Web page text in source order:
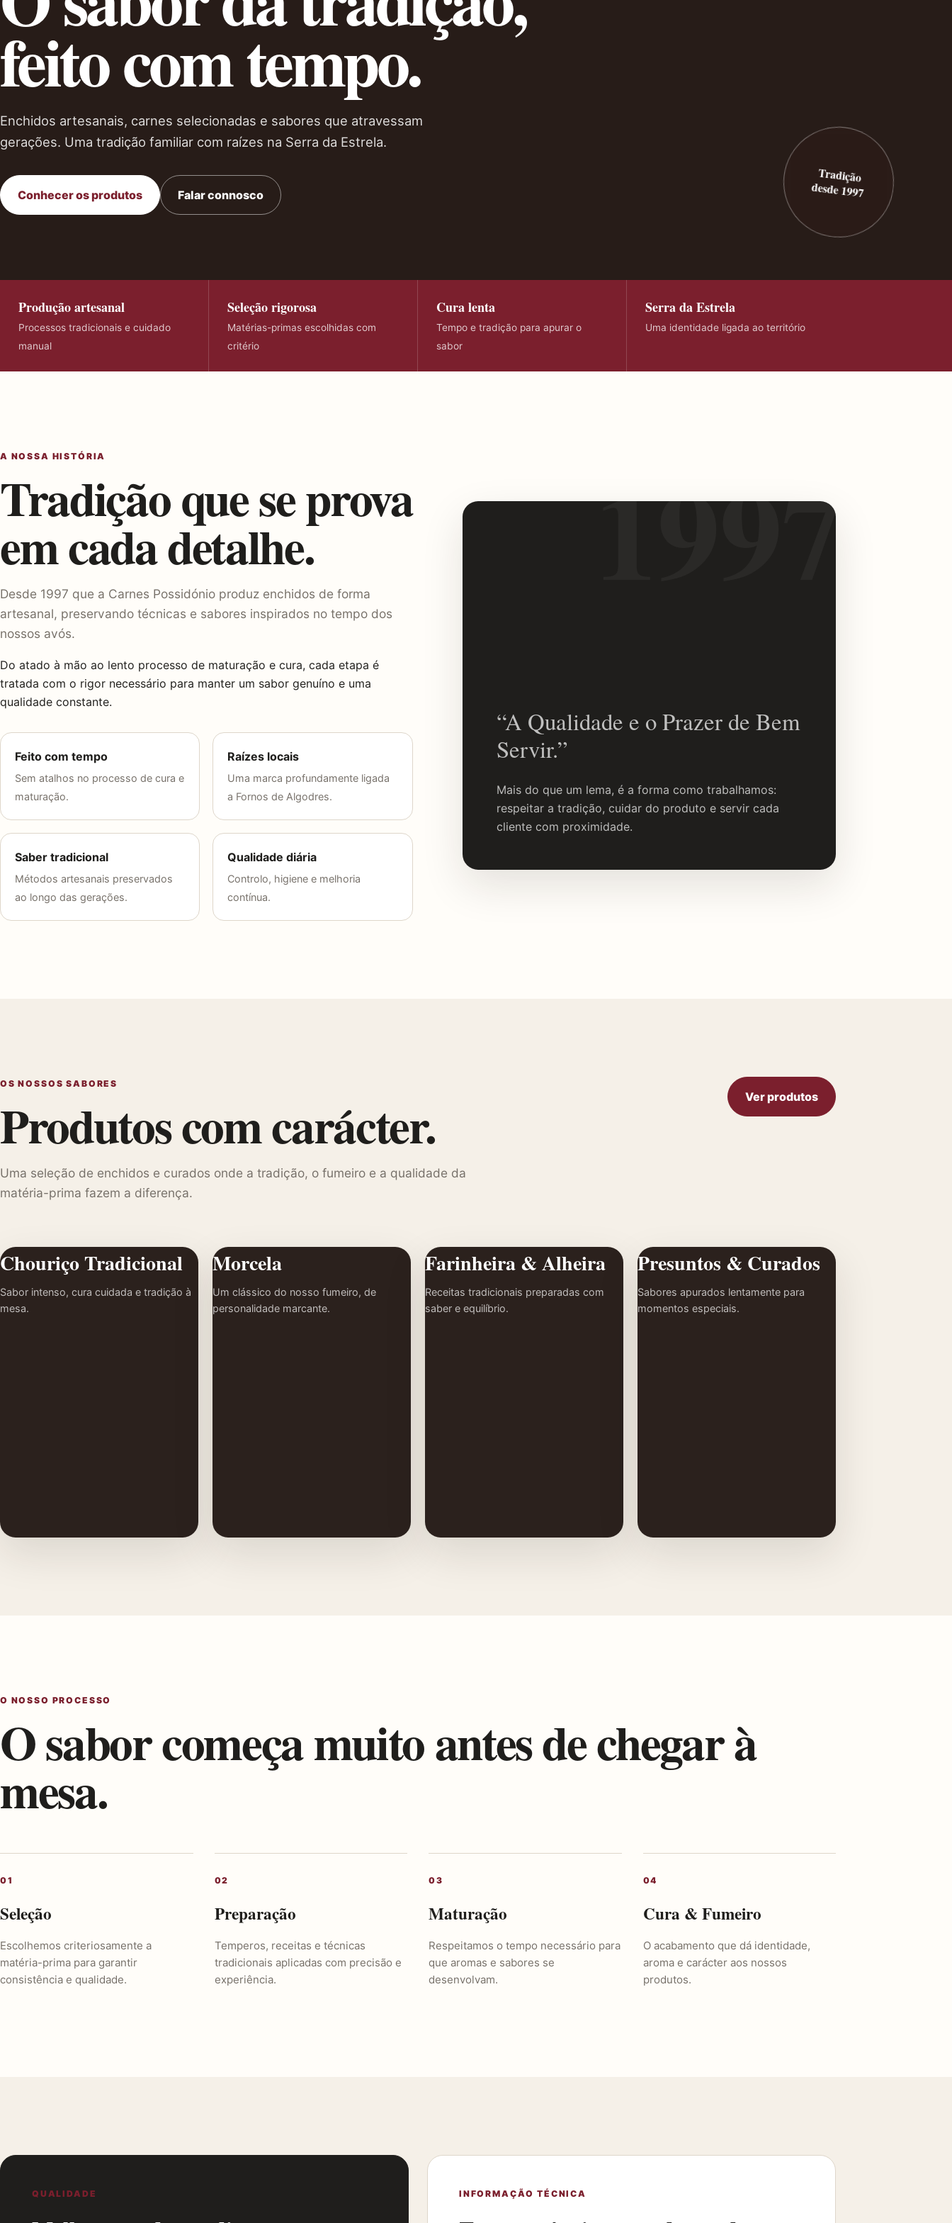
feito com tempo.
Enchidos artesanais, carnes selecionadas e sabores que atravessam
gerações. Uma tradição familiar com raízes na Serra da Estrela.
Conhecer os produtos Falar connosco
Tradição
desde 1997
Produção artesanal
Processos tradicionais e cuidado
manual
Seleção rigorosa
Matérias-primas escolhidas com
critério
Cura lenta
Tempo e tradição para apurar o
sabor
Serra da Estrela
Uma identidade ligada ao território
A NOSSA HISTÓRIA
Tradição que se prova
em cada detalhe.
Desde 1997 que a Carnes Possidónio produz enchidos de forma
artesanal, preservando técnicas e sabores inspirados no tempo dos
nossos avós.
Do atado à mão ao lento processo de maturação e cura, cada etapa é
tratada com o rigor necessário para manter um sabor genuíno e uma
qualidade constante.
Feito com tempo
Sem atalhos no processo de cura e
maturação.
Raízes locais
Uma marca profundamente ligada
a Fornos de Algodres.
Saber tradicional
Métodos artesanais preservados
ao longo das gerações.
Qualidade diária
Controlo, higiene e melhoria
contínua.
“A Qualidade e o Prazer de Bem
Servir.”
Mais do que um lema, é a forma como trabalhamos:
respeitar a tradição, cuidar do produto e servir cada
cliente com proximidade.
OS NOSSOS SABORES
Produtos com carácter.
Uma seleção de enchidos e curados onde a tradição, o fumeiro e a qualidade da
matéria-prima fazem a diferença.
Ver produtos
Chouriço Tradicional
Sabor intenso, cura cuidada e tradição à
mesa.
Morcela
Um clássico do nosso fumeiro, de
personalidade marcante.
Farinheira & Alheira
Receitas tradicionais preparadas com
saber e equilíbrio.
Presuntos & Curados
Sabores apurados lentamente para
momentos especiais.
O NOSSO PROCESSO
O sabor começa muito antes de chegar à
mesa.
Seleção
Escolhemos criteriosamente a
matéria-prima para garantir
consistência e qualidade.
Preparação
Temperos, receitas e técnicas
tradicionais aplicadas com precisão e
experiência.
Maturação
Respeitamos o tempo necessário para
que aromas e sabores se
desenvolvam.
Cura & Fumeiro
O acabamento que dá identidade,
aroma e carácter aos nossos
produtos.
QUALIDADE INFORMAÇÃO TÉCNICA